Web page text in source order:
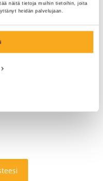
näitä tietoja muihin tietoihin, joita
heidän palvelujaan.